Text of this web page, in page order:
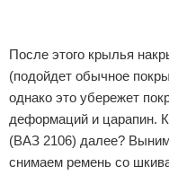
После этого крылья
(подойдет обычное
однако это убережет
деформаций и царапин.
(ВАЗ 2106) далее?
снимаем ремень со